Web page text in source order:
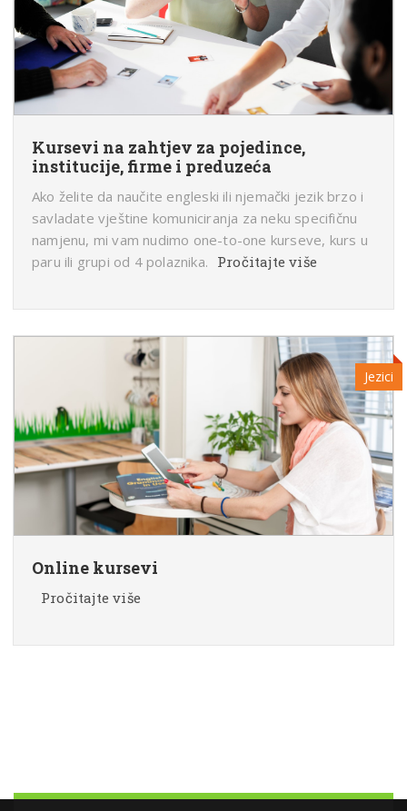
Kursevi na zahtjev za pojedince,
institucije, firme i preduzeća
Ako želite da naučite engleski ili njemački jezik brzo i
savladate vještine komuniciranja za neku specifičnu
namjenu, mi vam nudimo one-to-one kurseve, kurs u
paru ili grupi od 4 polaznika. Pročitajte više
Jezici
Online kursevi
Pročitajte više